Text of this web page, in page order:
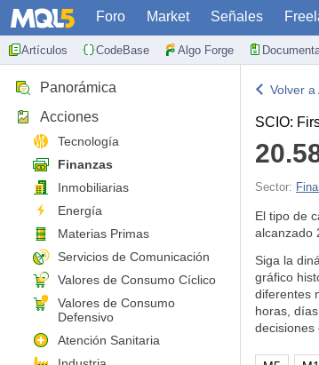
Foro Market Señales
Artículos CodeBase Algo Forge
Panorámica
Acciones
Tecnología
Finanzas
Inmobiliarias
Energía
Materias Primas
Servicios de Comunicación
Valores de Consumo Cíclico
Valores de Consumo
Defensivo
Atención Sanitaria
Volver a
SCIO:
Sector:
El tipo de
alcanzado
Siga la
gráfico
diferentes
horas,
decisiones